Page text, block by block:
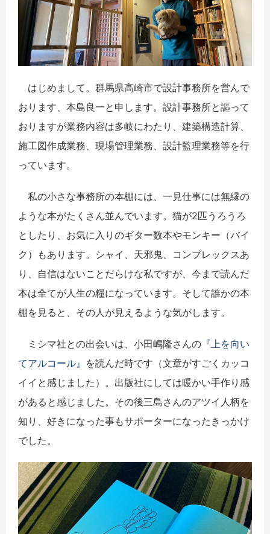
はじめまして。群馬県高崎市で設計事務所を営んで
おります、本島良一と申します。設計事務所と謳って
おりますが業務内容は多岐にわたり、建築構造計算、
施工図作成業務、現場管理業務、設計監理業務等を行
っています。
私の小さな事務所の本棚には、一見仕事には無縁の
ような本がたくさん並んでいます。猫が2匹うろうろ
としたり、お気に入りのギター数本やモンキー（バイ
ク）もあります。シャイ、天邪鬼、コンプレックスあ
り、自信はないことだらけな私ですが、今まで読んだ
本は全てが人生の糧になっています。そして誰かの本
棚を見ると、その人が見えるような気がします。
ミシマ社との出会いは、小田嶋隆さんの 『上を向い
てアルコール』 を読んだ時です（文章がすごくカッコ
イイと感じました）。出版社にしては暖かい手作り感
があると感じました。その後三島さんのアツイ人柄を
知り、好きになった事もサポーターになったきっかけ
でした。